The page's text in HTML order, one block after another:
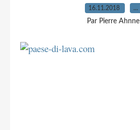
16.11.2018 …
Par Pierre Ahnne